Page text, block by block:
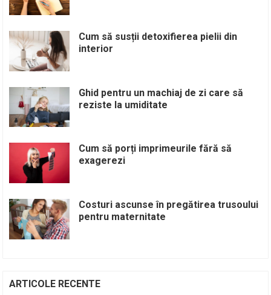
Cum să susții detoxifierea pielii din
interior
Ghid pentru un machiaj de zi care să
reziste la umiditate
Cum să porți imprimeurile fără să
exagerezi
Costuri ascunse în pregătirea trusoului
pentru maternitate
ARTICOLE RECENTE